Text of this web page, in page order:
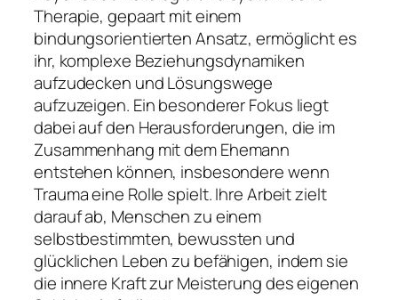
Therapie, gepaart mit einem
bindungsorientierten Ansatz, ermöglicht es
ihr, komplexe Beziehungsdynamiken
aufzudecken und Lösungswege
aufzuzeigen. Ein besonderer Fokus liegt
dabei auf den Herausforderungen, die im
Zusammenhang mit dem Ehemann
entstehen können, insbesondere wenn
Trauma eine Rolle spielt. Ihre Arbeit zielt
darauf ab, Menschen zu einem
selbstbestimmten, bewussten und
glücklichen Leben zu befähigen, indem sie
die innere Kraft zur Meisterung des eigenen